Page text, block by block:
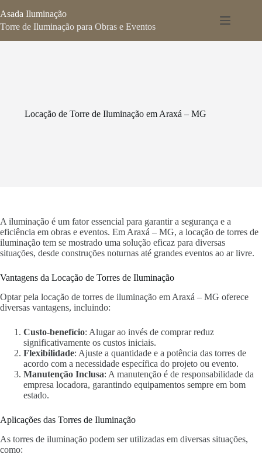
para
o
Asada Iluminação
Torre de Iluminação para Obras e Eventos
Locação de Torre de Iluminação em Araxá – MG
A iluminação é um fator essencial para garantir a segurança e a
eficiência em obras e eventos. Em Araxá – MG, a locação de torres de
iluminação tem se mostrado uma solução eficaz para diversas
situações, desde construções noturnas até grandes eventos ao ar livre.
Vantagens da Locação de Torres de Iluminação
Optar pela locação de torres de iluminação em Araxá – MG oferece
diversas vantagens, incluindo:
Custo-benefício: Alugar ao invés de comprar reduz
significativamente os custos iniciais.
Flexibilidade: Ajuste a quantidade e a potência das torres de
acordo com a necessidade específica do projeto ou evento.
Manutenção Inclusa: A manutenção é de responsabilidade da
empresa locadora, garantindo equipamentos sempre em bom
estado.
Aplicações das Torres de Iluminação
As torres de iluminação podem ser utilizadas em diversas situações,
como: